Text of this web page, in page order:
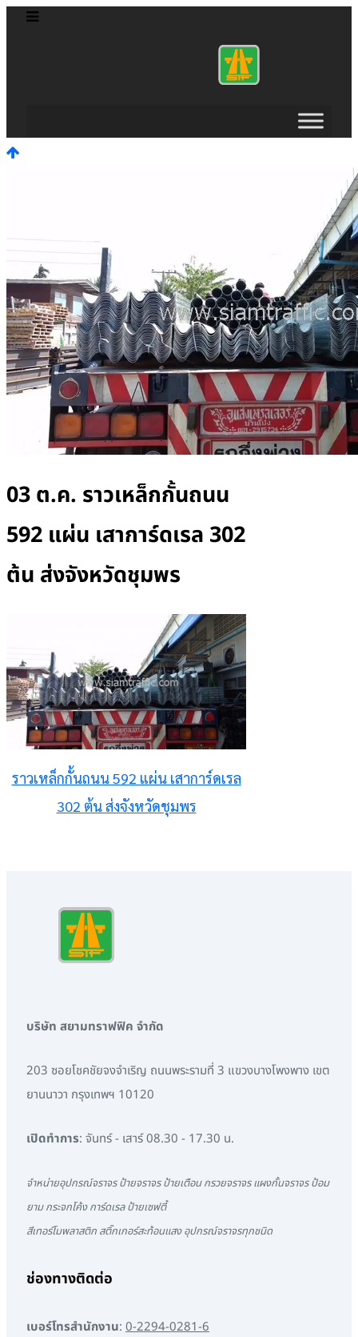
03 ต.ค. ราวเหล็กกั้นถนน
592 แผ่น เสาการ์ดเรล 302
ต้น ส่งจังหวัดชุมพร
ราวเหล็กกั้นถนน 592 แผ่น เสาการ์ดเรล
302 ต้น ส่งจังหวัดชุมพร
บริษัท สยามทราฟฟิค จำกัด
203 ซอยโชคชัยจงจำเริญ ถนนพระรามที่ 3 แขวงบางโพงพาง เขต
ยานนาวา กรุงเทพฯ 10120
เปิดทำการ: จันทร์ - เสาร์ 08.30 - 17.30 น.
จำหน่ายอุปกรณ์จราจร ป้ายจราจร ป้ายเตือน กรวยจราจร แผงกั้นจราจร ป้อม
ยาม กระจกโค้ง การ์ดเรล ป้ายเซฟตี้
สีเทอร์โมพลาสติก สติ๊กเกอร์สะท้อนแสง อุปกรณ์จราจรทุกชนิด
ช่องทางติดต่อ
เบอร์โทรสำนักงาน: 0-2294-0281-6